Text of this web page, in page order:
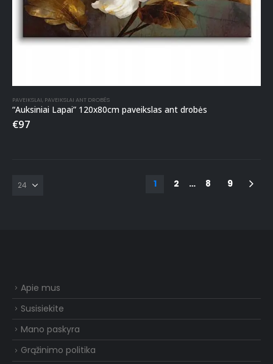
PAVEIKSLAI, PAVEIKSLAI ANT DROBĖS
“Auksiniai Lapai” 120x80cm paveikslas ant drobės
€97
1 2 … 8 9
Apie mus
Susisiekite
Mano paskyra
Grąžinimo politika